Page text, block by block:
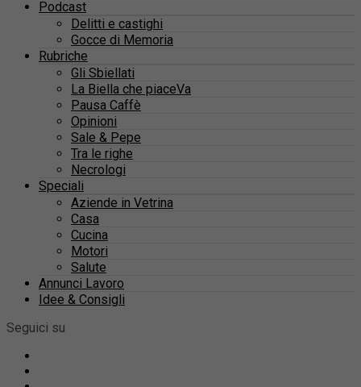
Podcast
Delitti e castighi
Gocce di Memoria
Rubriche
Gli Sbiellati
La Biella che piaceVa
Pausa Caffè
Opinioni
Sale & Pepe
Tra le righe
Necrologi
Speciali
Aziende in Vetrina
Casa
Cucina
Motori
Salute
Annunci Lavoro
Idee & Consigli
Seguici su